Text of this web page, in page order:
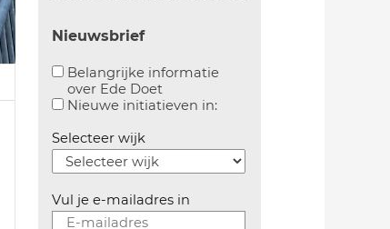
Nieuwsbrief
Belangrijke informatie
over Ede Doet
Aanvinken om belangrijke informatie over
Nieuwe initiatieven in:Aanvinken om
Selecteer wijk
Vul je e-mailadres in